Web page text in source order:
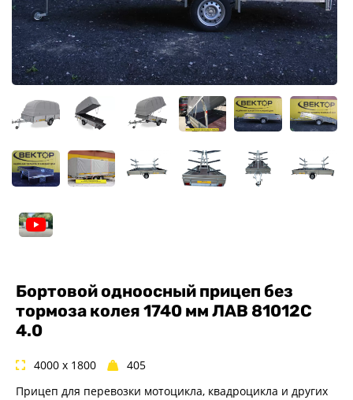
Главная
Прицепы
Бортовые
Спец. назначения
Одноосные
Двухосные
Прицепы для квадроциклов
Прицепы для перевозки
спецтехники
Бортовой одноосный прицеп без
тормоза колея 1740 мм ЛАВ 81012C
4.0
4000 x 1800
405
Прицеп для перевозки мотоцикла, квадроцикла и других